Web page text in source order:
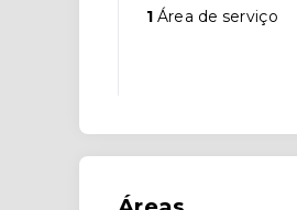
1 Área de serviço